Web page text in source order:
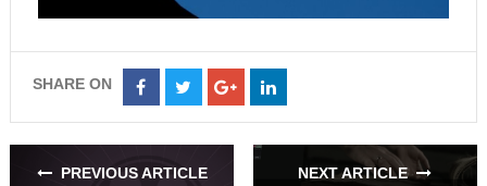
SHARE ON
Share
on
Facebook
Share
on
Twitter
Share
on
Google+
Share
on
LinkedIn
PREVIOUS ARTICLE
NEXT ARTICLE